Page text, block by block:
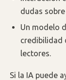
dudas
Un modelo
credibilidad
lectores.
Si la IA puede